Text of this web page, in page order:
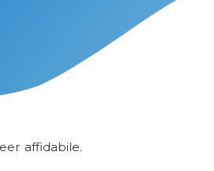
affidabile.